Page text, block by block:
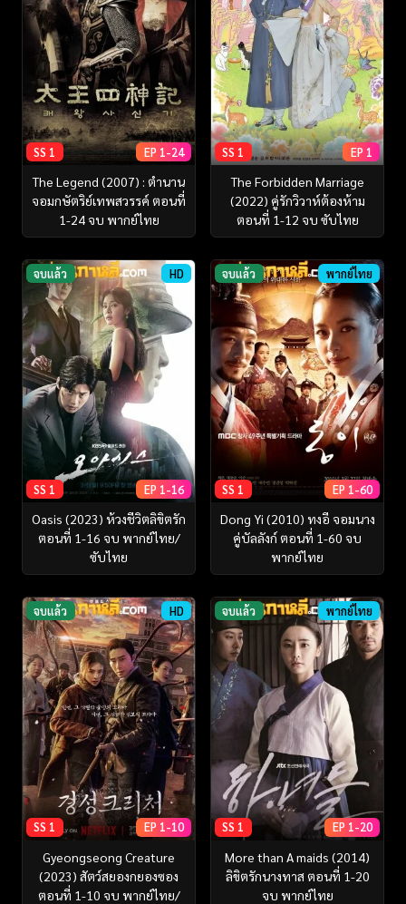
SS 1 EP 1-24
The Legend (2007) : ตำนาน
จอมกษัตริย์เทพสวรรค์ ตอนที่
1-24 จบ พากย์ไทย
SS 1 EP 1
The Forbidden Marriage
(2022) คู่รักวิวาห์ต้องห้าม
ตอนที่ 1-12 จบ ซับไทย
จบแล้ว HD
SS 1 EP 1-16
Oasis (2023) ห้วงชีวิตลิขิตรัก
ตอนที่ 1-16 จบ พากย์ไทย/
ซับไทย
จบแล้ว พากย์ไทย
SS 1 EP 1-60
Dong Yi (2010) ทงอี จอมนาง
คู่บัลลังก์ ตอนที่ 1-60 จบ
พากย์ไทย
จบแล้ว HD
SS 1 EP 1-10
Gyeongseong Creature
(2023) สัตว์สยองกยองซอง
ตอนที่ 1-10 จบ พากย์ไทย/
จบแล้ว พากย์ไทย
SS 1 EP 1-20
More than A maids (2014)
ลิขิตรักนางทาส ตอนที่ 1-20
จบ พากย์ไทย